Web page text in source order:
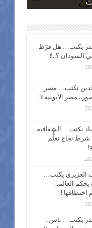
بدر يكتب… هل فرَّط
السودان ؟..!!
تكتب… مصر
مصر الأيوبية 3
يكتب… الشفافية
شرط نجاح تعلُّم
العزيزي يكتب…
يحكم العالم..
اختطافها !
يكتب… ناس .